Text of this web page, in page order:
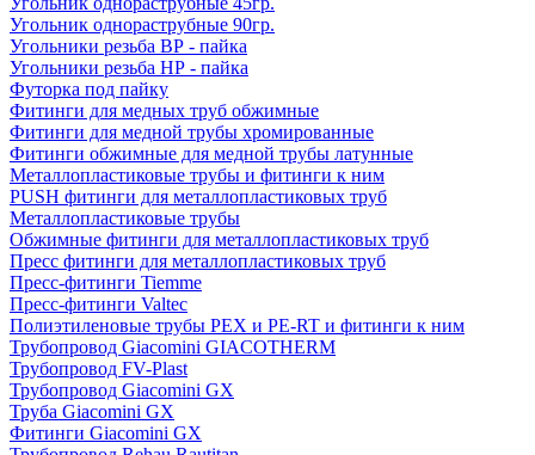
Угольник однораструбные 90гр.
Угольники резьба ВР - пайка
Угольники резьба НР - пайка
Футорка под пайку
Фитинги для медных труб обжимные
Фитинги для медной трубы хромированные
Фитинги обжимные для медной трубы латунные
Металлопластиковые трубы и фитинги к ним
PUSH фитинги для металлопластиковых труб
Металлопластиковые трубы
Обжимные фитинги для металлопластиковых труб
Пресс фитинги для металлопластиковых труб
Пресс-фитинги Tiemme
Пресс-фитинги Valtec
Полиэтиленовые трубы PEX и PE-RT и фитинги к ним
Трубопровод Giacomini GIACOTHERM
Трубопровод FV-Plast
Трубопровод Giacomini GX
Труба Giacomini GX
Фитинги Giacomini GX